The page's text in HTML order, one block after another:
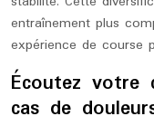
entraînement plus
expérience de course
Écoutez votre
cas de